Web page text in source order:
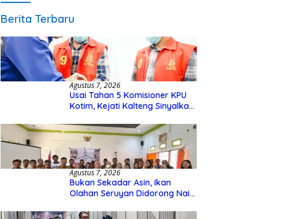
Berita Terbaru
Agustus 7, 2026
Usai Tahan 5 Komisioner KPU
Kotim, Kejati Kalteng Sinyalkan
Hibah Rp40 Miliar
Agustus 7, 2026
Bukan Sekadar Asin, Ikan
Olahan Seruyan Didorong Naik